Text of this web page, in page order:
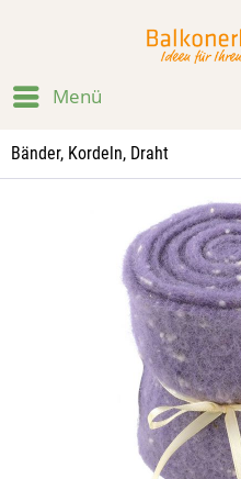
Menü
Bänder, Kordeln, Draht